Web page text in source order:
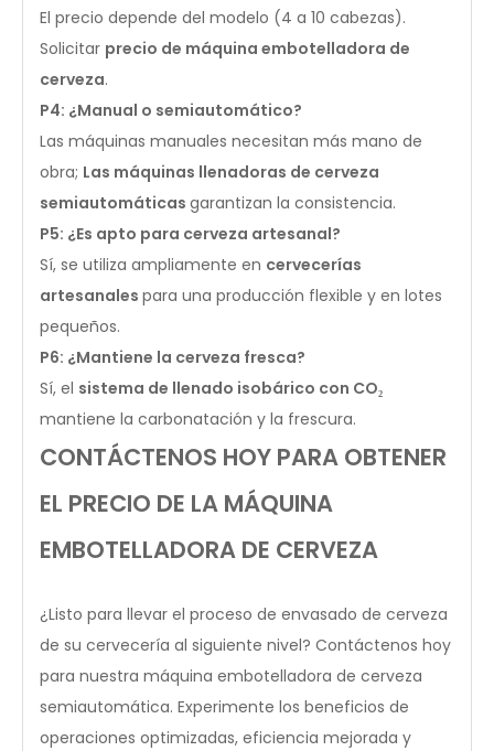
El precio depende del modelo (4 a 10 cabezas).
Solicitar precio de máquina embotelladora de
cerveza.
P4: ¿Manual o semiautomático?
Las máquinas manuales necesitan más mano de
obra; Las máquinas llenadoras de cerveza
semiautomáticas garantizan la consistencia.
P5: ¿Es apto para cerveza artesanal?
Sí, se utiliza ampliamente en cervecerías
artesanales para una producción flexible y en lotes
pequeños.
P6: ¿Mantiene la cerveza fresca?
Sí, el sistema de llenado isobárico con CO₂
mantiene la carbonatación y la frescura.
CONTÁCTENOS HOY PARA OBTENER
EL PRECIO DE LA MÁQUINA
EMBOTELLADORA DE CERVEZA
¿Listo para llevar el proceso de envasado de cerveza
de su cervecería al siguiente nivel? Contáctenos hoy
para nuestra máquina embotelladora de cerveza
semiautomática. Experimente los beneficios de
operaciones optimizadas, eficiencia mejorada y